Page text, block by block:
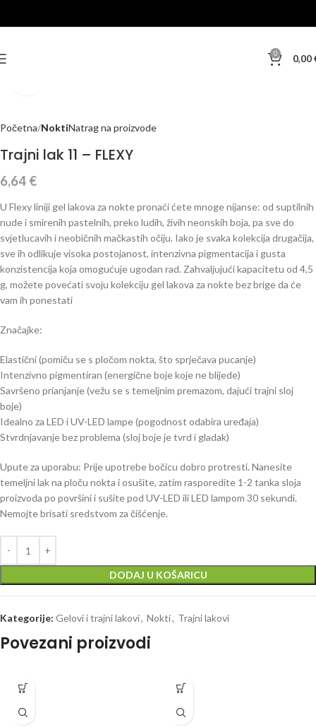
0 0,00
Početna NoktiNatrag na proizvode
Trajni lak 11 – FLEXY
6,64 €
U Flexy liniji gel lakova za nokte pronaći ćete mnoge nijanse: od suptilnih
nude i smirenih pastelnih, preko ludih, živih neonskih boja, pa sve do
svjetlucavih i neobičnih mačkastih očiju. Iako je svaka kolekcija drugačija,
sve ih odlikuje visoka postojanost, intenzivna pigmentacija i gusta
konzistencija koja omogućuje ugodan rad. Zahvaljujući kapacitetu od 4,5
g, možete povećati svoju kolekciju gel lakova za nokte bez brige da će
vam ih ponestati
Značajke:
Elastični (pomiču se s pločom nokta, što sprječava pucanje)
Intenzivno pigmentiran (energične boje koje ne blijede)
Savršeno prianjanje (vežu se s temeljnim premazom, dajući trajni sloj
boje)
Idealno za LED i UV-LED lampe (pogodnost odabira uređaja)
Stvrdnjavanje bez problema (sloj boje je tvrd i gladak)
Upute za uporabu: Prije upotrebe bočicu dobro protresti. Nanesite
temeljni lak na ploču nokta i osušite, zatim rasporedite 1-2 tanka sloja
proizvoda po površini i sušite pod UV-LED ili LED lampom 30 sekundi.
Nemojte brisati sredstvom za čišćenje.
DODAJ U KOŠARICU
Kategorije: Gelovi i trajni lakovi, Nokti, Trajni lakovi
Povezani proizvodi